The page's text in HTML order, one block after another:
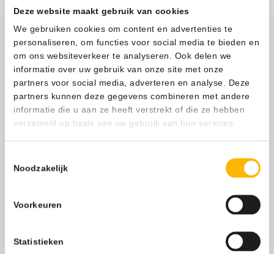
Deze website maakt gebruik van cookies
We gebruiken cookies om content en advertenties te
personaliseren, om functies voor social media te bieden en
om ons websiteverkeer te analyseren. Ook delen we
informatie over uw gebruik van onze site met onze
partners voor social media, adverteren en analyse. Deze
partners kunnen deze gegevens combineren met andere
informatie die u aan ze heeft verstrekt of die ze hebben
verzameld op basis van uw gebruik van hun services.
Noodzakelijk
Voorkeuren
Statistieken
koppelbaar. Doordat de elementen gekoppeld worden
middels magneten kunnen de afvalbakken in de lengte
maar ook als cluster gekoppeld worden. Dit maakt de Paxa
zeer flexibel en een ideale afvalscheidingsoplossing op elke
locatie.
Meer productinformatie
Verpakkingseenheid Per stuk
Artikel inhoud ltr 65
Model
Merknaam